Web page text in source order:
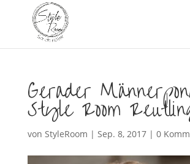
Gerader
Style Room
von StyleRoom | Sep. 8, 2017| 0